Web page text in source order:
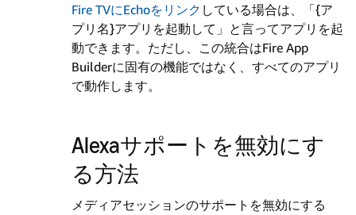
Fire TVにEchoをリンク している場合は、「{ア
プリ名}アプリを起動して」と言ってアプリを起
動できます。 ただし、この統合はFire App
Builderに固有の機能ではなく、すべてのアプリ
で動作します。
Alexaサポートを無効にす
る方法
メディアセッションのサポートを無効にする